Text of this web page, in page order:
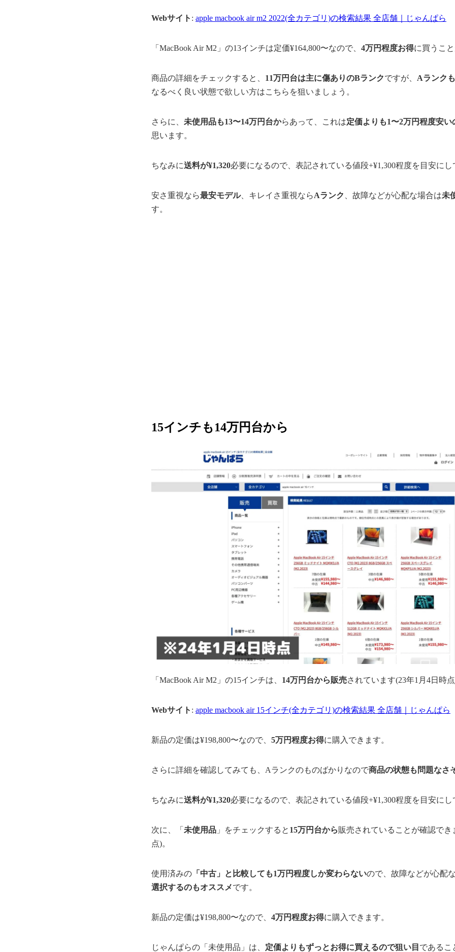
Webサイト : apple macbook air m2 2022(全カテゴリ)の検索結果 全店舗｜じゃんぱら
「MacBook Air M2」の13インチは定価¥164,800〜なので、 4万円程度お得に買うこ
商品の詳細をチェックすると、 11万円台は主に傷ありのBランクですが、 Aランク
なるべく良い状態で欲しい方はこちらを狙いましょう。
さらに、 未使用品も13〜14万円台からあって、これは定価よりも1〜2万円程度安
思います。
ちなみに送料が¥1,320必要になるので、表記されている値段+¥1,300程度を目安に
安さ重視なら最安モデル、キレイさ重視ならAランク 、故障などが心配な場合は未
す。
15インチも14万円台から
「MacBook Air M2」の15インチは、 14万円台から販売されています(23年1月4日時
Webサイト : apple macbook air 15インチ(全カテゴリ)の検索結果 全店舗｜じゃんぱら
新品の定価は¥198,800〜なので、 5万円程度お得に購入できます。
さらに詳細を確認してみても、Aランクのものばかりなので商品の状態も問題なさ
ちなみに送料が¥1,320必要になるので、表記されている値段+¥1,300程度を目安に
次に、「 未使用品 」をチェックすると 15万円台から販売されていることが確認でき
点)。
使用済みの 「中古」と比較しても1万円程度しか変わらないので、故障などが心配
選択するのもオススメです。
新品の定価は¥198,800〜なので、 4万円程度お得に購入できます。
じゃんぱらの「未使用品」は、 定価よりもずっとお得に買えるので狙い目 であるこ